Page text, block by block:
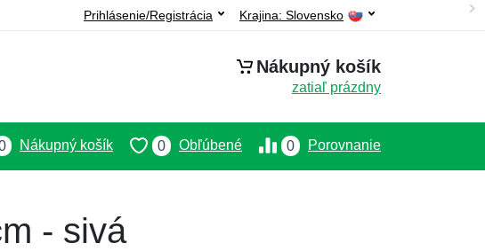
Krajina: Slovensko
Prihlásenie/Registrácia
Nákupný košík
zatiaľ prázdny
0 Porovnanie
0 Obľúbené
Nákupný košík
- sivá